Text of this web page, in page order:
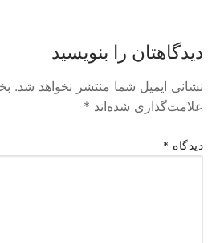
دیدگاهتان را بنویسید
نشانی ایمیل شما منتشر نخواهد شد.
علامت‌گذاری شده‌اند *
دیدگاه *